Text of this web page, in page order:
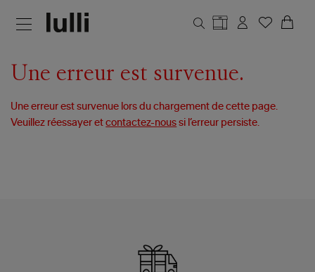
Une erreur est survenue.
Une erreur est survenue lors du chargement de cette page.
Veuillez réessayer etcontactez-nous si l’erreur persiste.